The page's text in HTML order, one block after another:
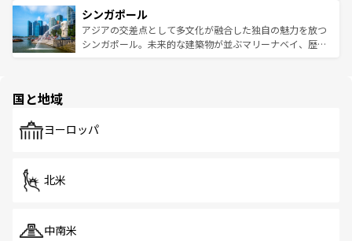
参照してほしい。
激する。気候は一年中温暖で、どの季節にも異なる楽しみ
が待っている。親しみやすいタイの人々、仏教を中心とし
た文化、そして多様な観光資源が、訪れる旅人を魅了し続
み、どこを訪れても感動するはず。観光スポットが密集し
ており、効率よく見どころを回れるのも魅力。息をのむよ
うな絶景から文化的な体験まで、香港を存分に楽しみ尽く
シンガポール
アジアの交差点として多文化が融合した独自の魅力を放つ
シンガポール。未来的な建築物が並ぶマリーナベイ、歴史
で、ホーカーズは地元の風情を楽しめる外せないスポット
国と地域
ヨーロッパ
北米
中南米